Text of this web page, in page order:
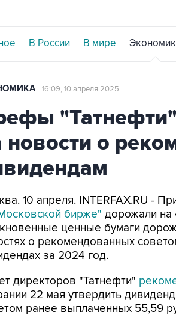
В России В мире
16:09, 10 апреля 2025
новости о
10 апреля. INTERFAX.RU -
бирже" дорожали на
ценные бумаги
о рекомендованных
за 2024 год.
директоров "Татнефти"
22 мая утвердить
ранее выплаченных 55,59